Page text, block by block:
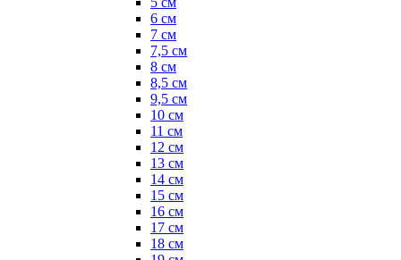
6 см
7 см
7,5 см
8 см
8,5 см
9,5 см
10 см
11 см
12 см
13 см
14 см
15 см
16 см
17 см
18 см